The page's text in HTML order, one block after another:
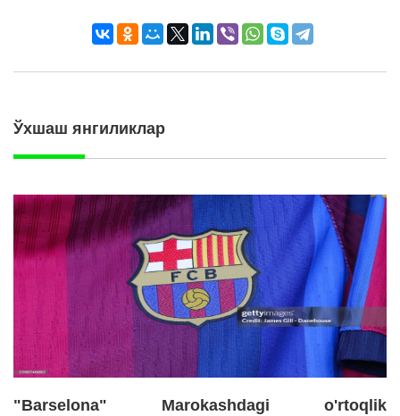
Ўхшаш янгиликлар
"Barselona" Marokashdagi o'rtoqlik